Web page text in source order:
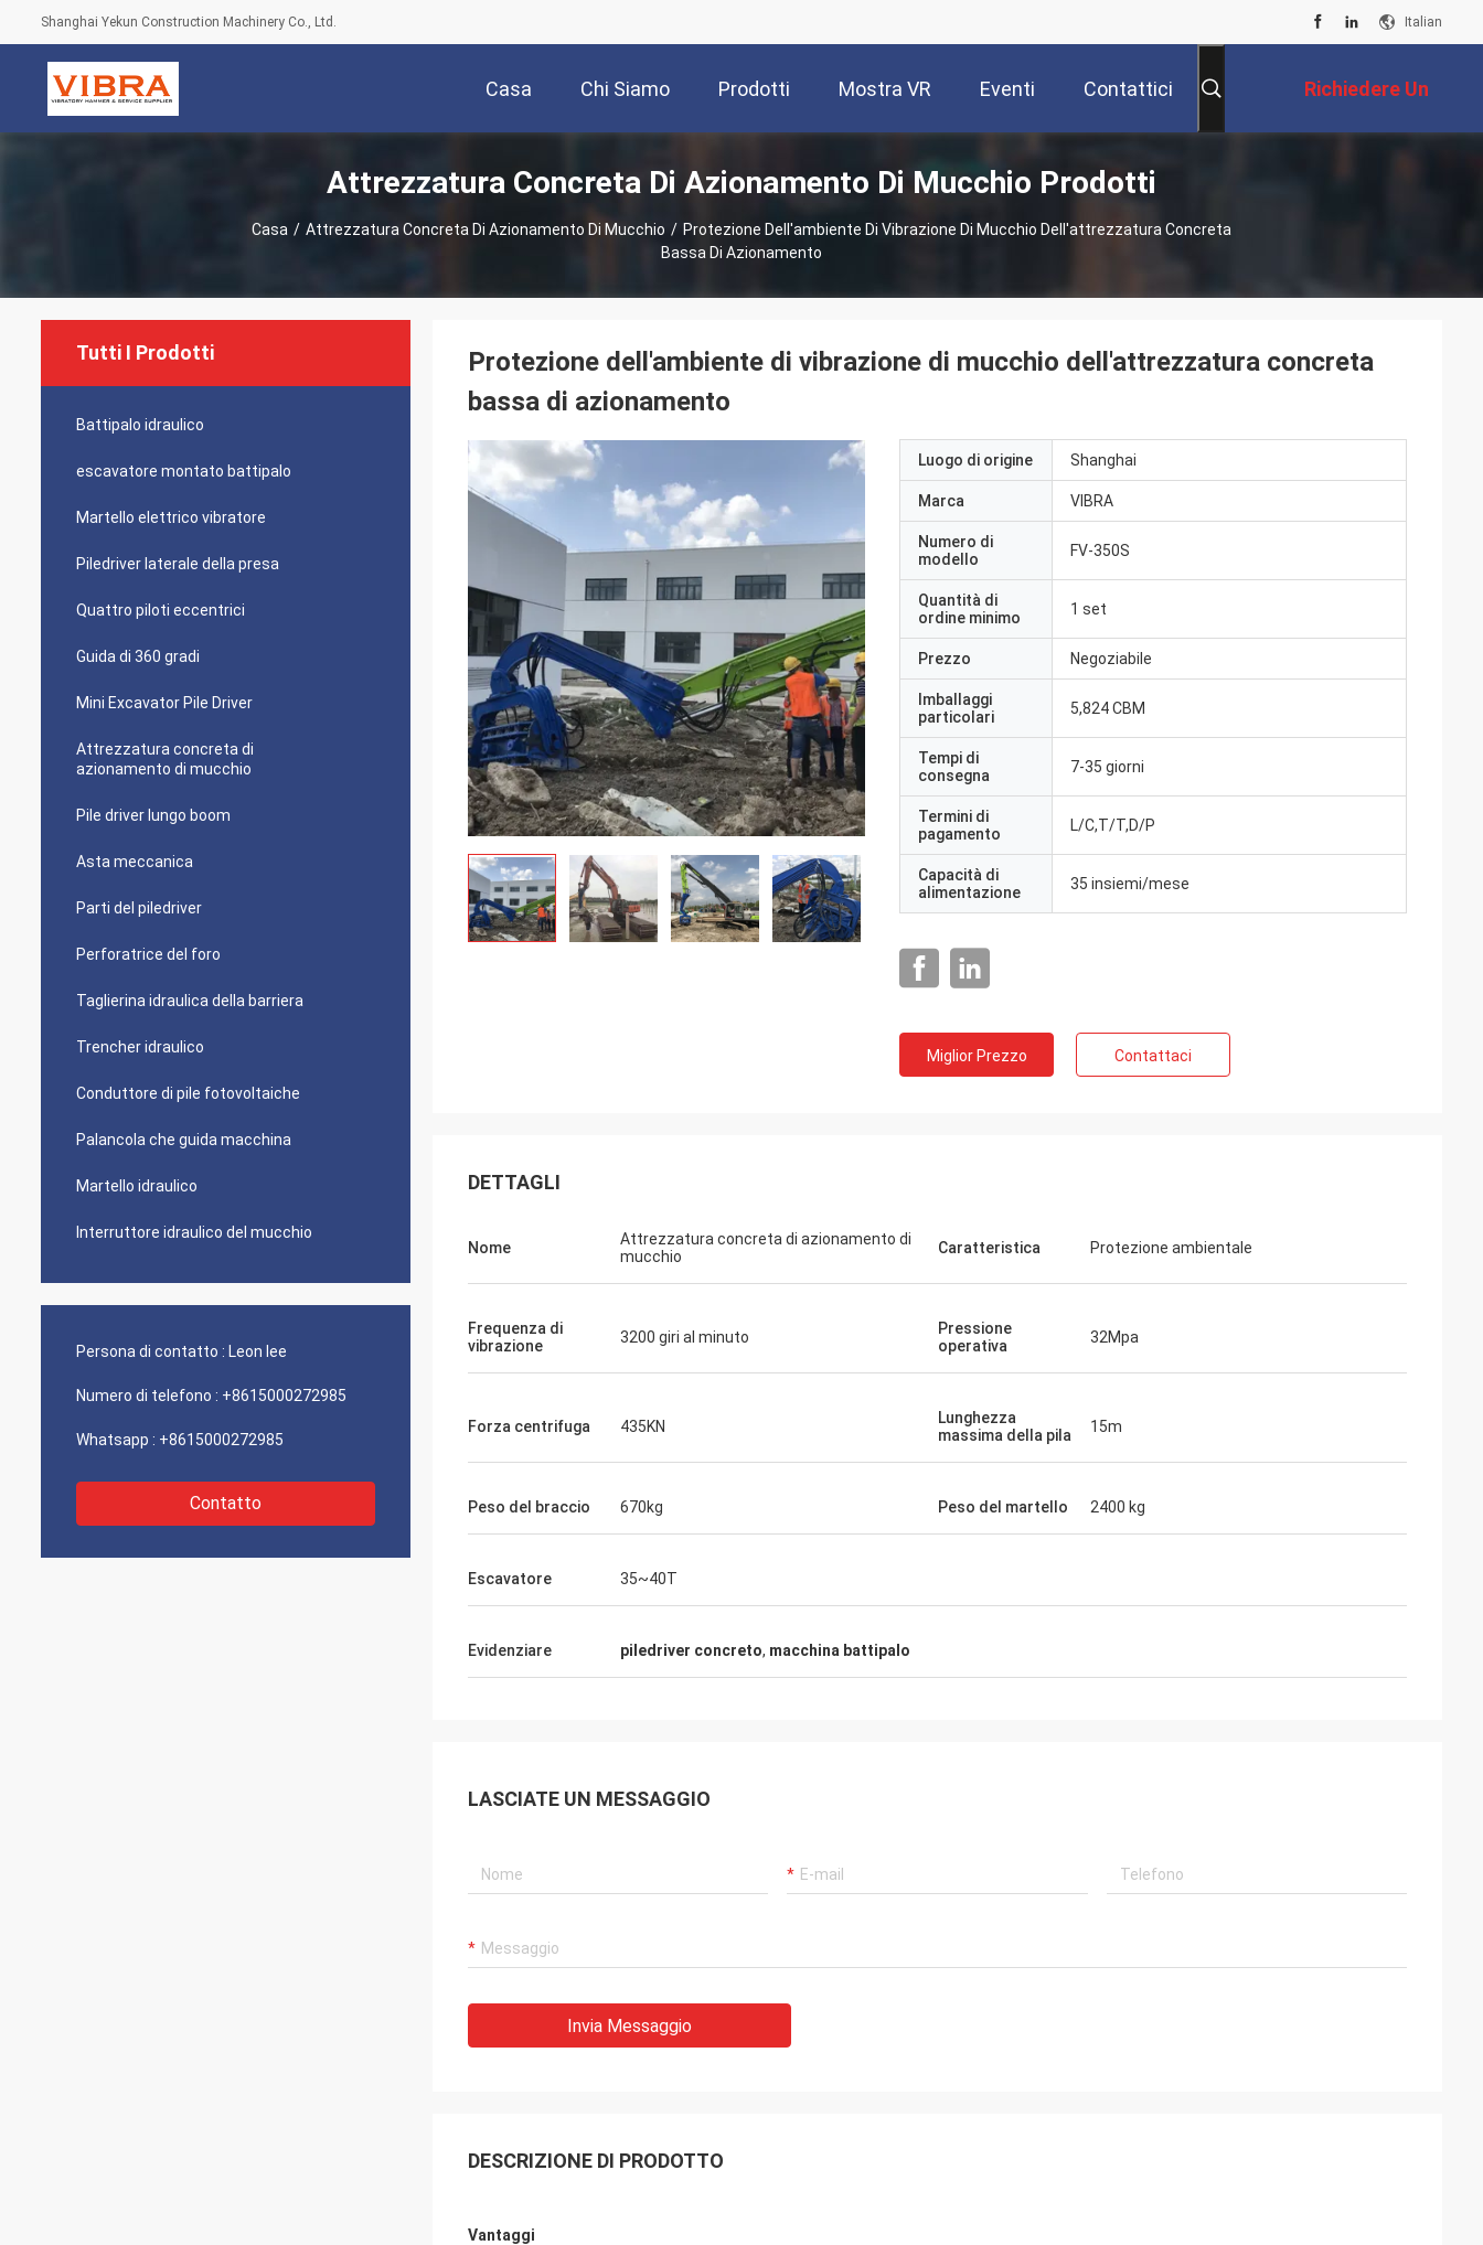
Shanghai Yekun Construction Machinery Co., Ltd. Italian
Casa Chi Siamo Prodotti Mostra VR Eventi Contattici Richiedere Un
Preventivo
Attrezzatura Concreta Di Azionamento Di Mucchio Prodotti
Casa / Attrezzatura Concreta Di Azionamento Di Mucchio / Protezione Dell'ambiente Di Vibrazione Di Mucchio Dell'attrezzatura Concreta
Bassa Di Azionamento
Tutti I Prodotti
Battipalo idraulico
escavatore montato battipalo
Martello elettrico vibratore
Piledriver laterale della presa
Quattro piloti eccentrici
Guida di 360 gradi
Mini Excavator Pile Driver
Attrezzatura concreta di
azionamento di mucchio
Pile driver lungo boom
Asta meccanica
Parti del piledriver
Perforatrice del foro
Taglierina idraulica della barriera
Trencher idraulico
Conduttore di pile fotovoltaiche
Palancola che guida macchina
Martello idraulico
Interruttore idraulico del mucchio
Persona di contatto : Leon lee
Numero di telefono : +8615000272985
Whatsapp : +8615000272985
Contatto
Protezione dell'ambiente di vibrazione di mucchio dell'attrezzatura concreta
bassa di azionamento
Luogo di origine Shanghai
Marca VIBRA
Numero di
modello
FV-350S
Quantità di
ordine minimo
1 set
Prezzo Negoziabile
Imballaggi
particolari
5,824 CBM
Tempi di
consegna
7-35 giorni
Termini di
pagamento
L/C,T/T,D/P
Capacità di
alimentazione
35 insiemi/mese
Miglior Prezzo Contattaci
DETTAGLI
Nome
Attrezzatura concreta di azionamento di
mucchio
Caratteristica Protezione ambientale
Frequenza di
vibrazione
3200 giri al minuto
Pressione
operativa
32Mpa
Forza centrifuga 435KN
Lunghezza
massima della pila
15m
Peso del braccio 670kg Peso del martello 2400 kg
Escavatore 35~40T
Evidenziare piledriver concreto, macchina battipalo
LASCIATE UN MESSAGGIO
Invia Messaggio
DESCRIZIONE DI PRODOTTO
Vantaggi